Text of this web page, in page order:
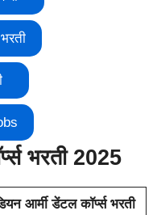
भरती 2025
आर्मी डेंटल कॉर्प्स भरती